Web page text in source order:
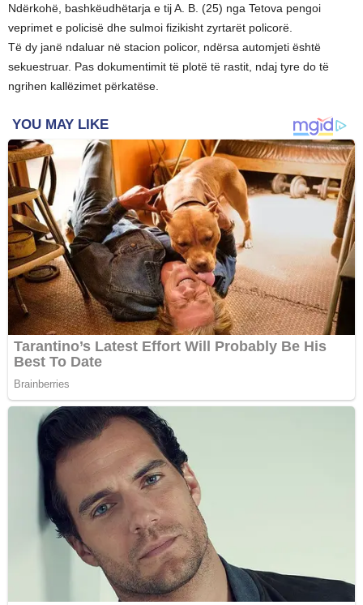
Ndërkohë, bashkëudhëtarja e tij A. B. (25) nga Tetova pengoi
veprimet e policisë dhe sulmoi fizikisht zyrtarët policorë.
Të dy janë ndaluar në stacion policor, ndërsa automjeti është
sekuestruar. Pas dokumentimit të plotë të rastit, ndaj tyre do të
ngrihen kallëzimet përkatëse.